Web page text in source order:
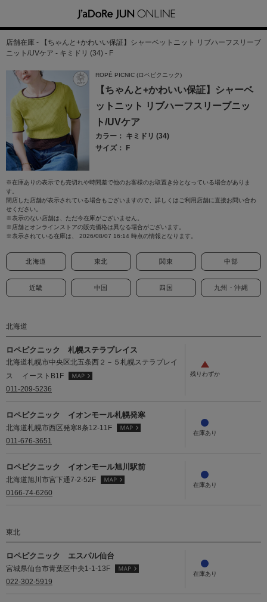
店舗在庫 - 【ちゃんと+かわいい保証】シャーベットニット リブハーフスリーブ
ニット/UVケア - キミドリ (34) - F
ROPÉ PICNIC (ロペピクニック)
【ちゃんと+かわいい保証】シャーベ
ットニット リブハーフスリーブニッ
ト/UVケア
カラー： キミドリ (34)
サイズ： F
※在庫ありの表示でも売切れや時間差で他のお客様のお取置き分となっている場合がありま
す。
閉店した店舗が表示されている場合もございますので、詳しくはご利用店舗に直接お問い合わ
せください。
※表示のない店舗は、ただ今在庫がございません。
※店舗とオンラインストアの販売価格は異なる場合がございます。
※表示されている在庫は、 2026/08/07 16:14 時点の情報となります。
北海道 東北 関東 中部
近畿 中国 四国 九州・沖縄
北海道
ロペピクニック 札幌ステラプレイス
北海道札幌市中央区北五条西２－５札幌ステラプレイ
ス イーストB1F
011-209-5236
ロペピクニック イオンモール札幌発寒
北海道札幌市西区発寒8条12-11F
011-676-3651
ロペピクニック イオンモール旭川駅前
北海道旭川市宮下通7-2-52F
0166-74-6260
東北
ロペピクニック エスパル仙台
宮城県仙台市青葉区中央1-1-13F
022-302-5919